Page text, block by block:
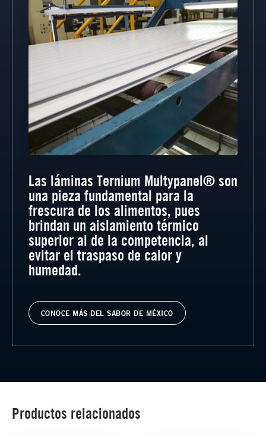
Las láminas Ternium Multypanel® son
una pieza fundamental para la
frescura de los alimentos, pues
brindan un aislamiento térmico
superior al de la competencia, al
evitar el traspaso de calor y
humedad.
CONOCE MÁS DEL SABOR DE MÉXICO
Productos relacionados